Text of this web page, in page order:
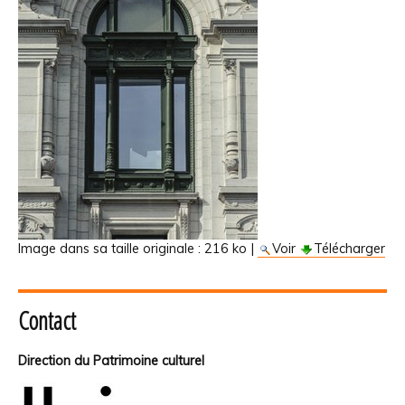
Image dans sa taille originale : 216 ko | Voir Télécharger
Contact
Direction du Patrimoine culturel